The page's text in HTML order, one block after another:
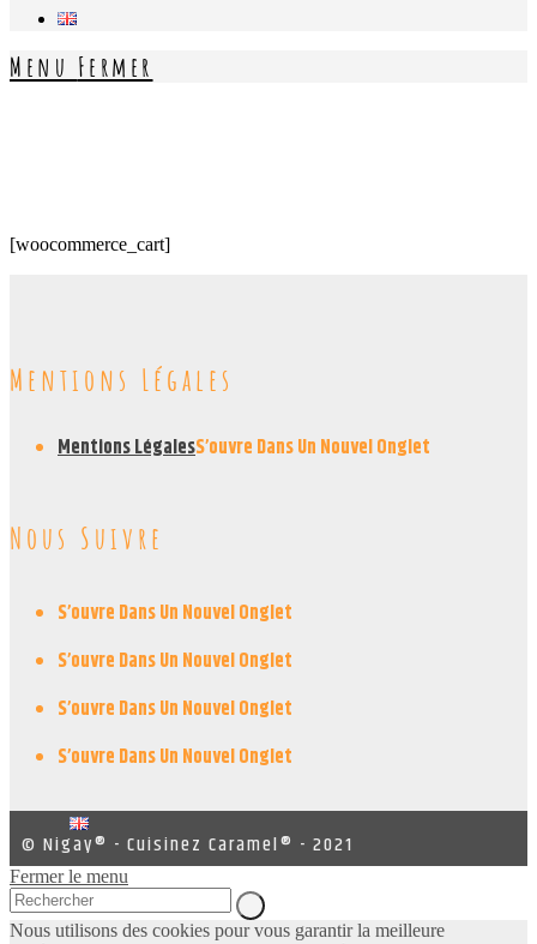
Menu Fermer
[woocommerce_cart]
Mentions Légales
Mentions LégalesS’ouvre Dans Un Nouvel Onglet
Nous Suivre
S’ouvre Dans Un Nouvel Onglet
S’ouvre Dans Un Nouvel Onglet
S’ouvre Dans Un Nouvel Onglet
S’ouvre Dans Un Nouvel Onglet
© Nigay® - Cuisinez Caramel® - 2021
Fermer le menu
Nous utilisons des cookies pour vous garantir la meilleure